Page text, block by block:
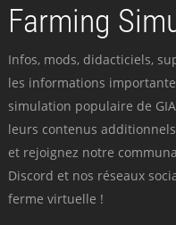
Farming
Infos, mods, didacticiels,
les informations
simulation populaire de
leurs contenus
et rejoignez notre
Discord et nos réseaux
ferme virtuelle !